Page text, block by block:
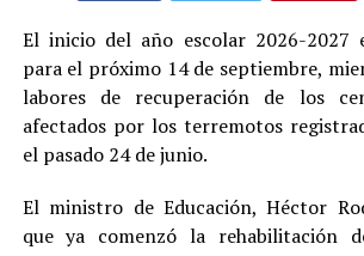
El inicio del año escolar 2026-2027
para el próximo 14 de septiembre,
labores de recuperación de los
afectados por los terremotos
el pasado 24 de junio.
El ministro de Educación, Héctor
que ya comenzó la rehabilitación